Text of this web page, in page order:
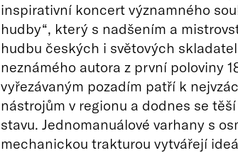
inspirativní koncert významného
hudby“, který s nadšením a
hudbu českých i světových
neznámého autora z první poloviny
vyřezávaným pozadím patří k
nástrojům v regionu a dodnes se
stavu. Jednomanuálové varhany s
mechanickou trakturou vytvářejí